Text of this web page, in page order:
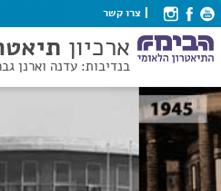
צרו קשר
ארכיון
בנדיבות: עדנה וארנן